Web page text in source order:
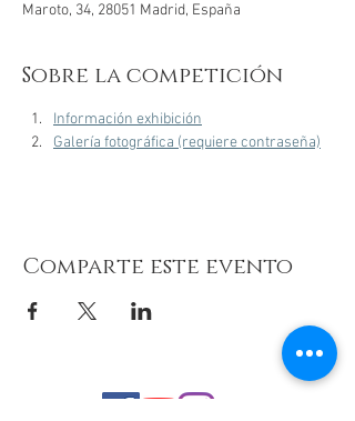
Maroto, 34, 28051 Madrid, España
Sobre la competición
Información exhibición
Galería fotográfica (requiere contraseña)
Comparte este evento